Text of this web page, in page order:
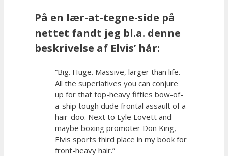
På en lær-at-tegne-side på
nettet fandt jeg bl.a. denne
beskrivelse af Elvis’ hår:
“Big. Huge. Massive, larger than life.
All the superlatives you can conjure
up for that top-heavy fifties bow-of-
a-ship tough dude frontal assault of a
hair-doo. Next to Lyle Lovett and
maybe boxing promoter Don King,
Elvis sports third place in my book for
front-heavy hair.”